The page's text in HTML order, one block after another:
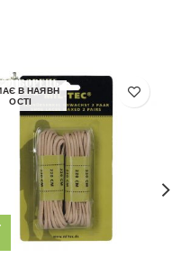
В НАЯВН
ОСТІ